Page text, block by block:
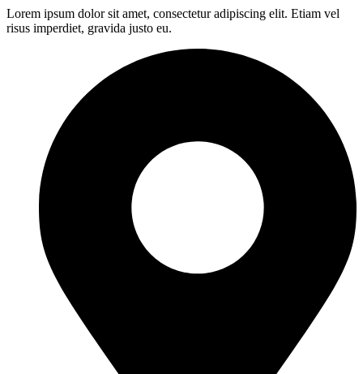
Lorem ipsum dolor sit amet, consectetur adipiscing elit. Etiam vel
risus imperdiet, gravida justo eu.